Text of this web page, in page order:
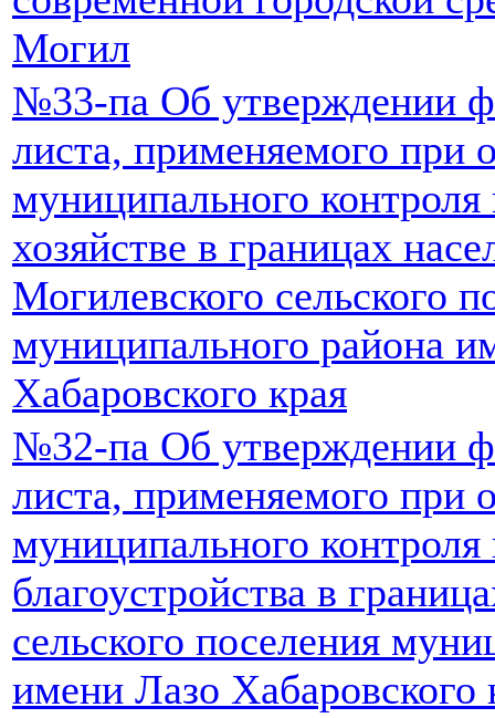
Могил
№33-па Об утверждении
листа, применяемого при
муниципального
хозяйстве в границах
Могилевского сельского
муниципального района
Хабаровского края
№32-па Об утверждении
листа, применяемого при
муниципального контроля
благоустройства в
сельского поселения
имени Лазо Хабаровского